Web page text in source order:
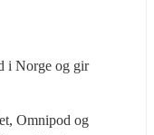
i Norge og gir
Omnipod og